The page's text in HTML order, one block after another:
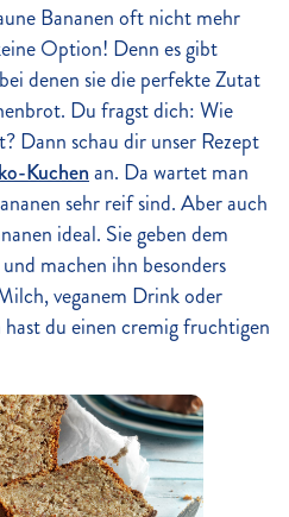
Bananen oft nicht mehr
Option! Denn es gibt
denen sie die perfekte Zutat
Du fragst dich: Wie
Dann schau dir unser Rezept
Kuchenan. Da wartet man
sehr reif sind. Aber auch
ideal. Sie geben dem
machen ihn besonders
veganem Drink oder
du einen cremig fruchtigen